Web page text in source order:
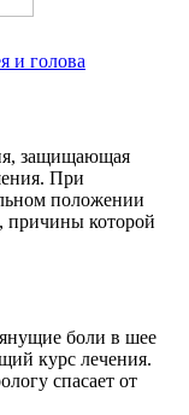
и голова
защищающая
При
положении
причины которой
боли в шее
курс лечения.
спасает от